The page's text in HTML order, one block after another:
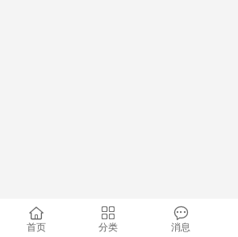

首页

分类

消息